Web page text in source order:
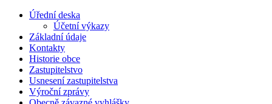
Úřední deska
Účetní výkazy
Základní údaje
Kontakty
Historie obce
Zastupitelstvo
Usnesení zastupitelstva
Výroční zprávy